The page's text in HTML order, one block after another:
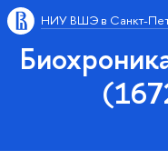
НИУ ВШЭ в Санкт-